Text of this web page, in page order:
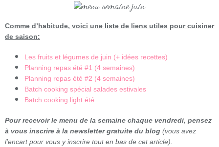
Comme d’habitude, voici une liste de liens utiles pour cuisiner
de saison:
Les fruits et légumes de juin (+ idées recettes)
Planning repas été #1 (4 semaines)
Planning repas été #2 (4 semaines)
Batch cooking spécial salades estivales
Batch cooking light été
Pour recevoir le menu de la semaine chaque vendredi, pensez
à vous inscrire à la newsletter gratuite du blog (vous avez
l'encart pour vous y inscrire tout en bas de cet article).